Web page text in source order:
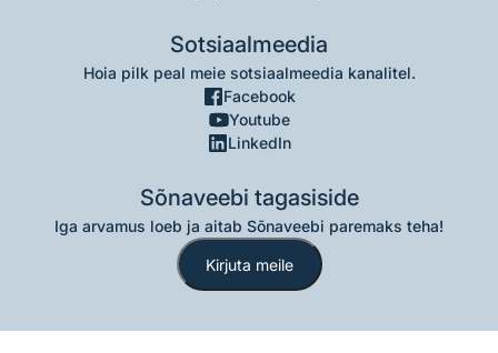
Sotsiaalmeedia
Hoia pilk peal meie sotsiaalmeedia kanalitel.
Facebook
Youtube
LinkedIn
Sõnaveebi tagasiside
Iga arvamus loeb ja aitab Sõnaveebi paremaks teha!
Kirjuta meile